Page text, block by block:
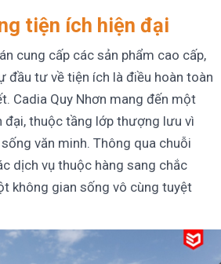
tiện ích hiện đại
cung cấp các sản phẩm cao cấp,
đầu tư về tiện ích là điều hoàn toàn
Cadia Quy Nhơn mang đến một
đại, thuộc tầng lớp thượng lưu vì
văn minh. Thông qua chuỗi
dịch vụ thuộc hàng sang chắc
không gian sống vô cùng tuyệt